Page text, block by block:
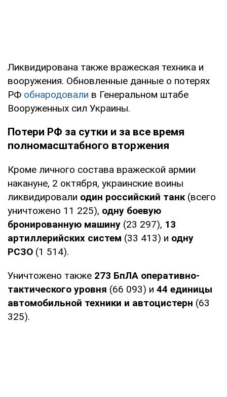
Ликвидирована также вражеская техника и
вооружения. Обновленные данные о потерях
РФ обнародовали в Генеральном штабе
Вооруженных сил Украины.
Потери РФ за сутки и за все время
полномасштабного вторжения
Кроме личного состава вражеской армии
накануне, 2 октября, украинские воины
ликвидировали один российский танк (всего
уничтожено 11 225), одну боевую
бронированную машину (23 297), 13
артиллерийских систем (33 413) и одну
РСЗО (1 514).
Уничтожено также 273 БпЛА оперативно-
тактического уровня (66 093) и 44 единицы
автомобильной техники и автоцистерн (63
325).